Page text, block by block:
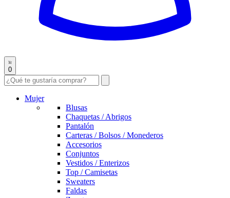
0
Mujer
Blusas
Chaquetas / Abrigos
Pantalón
Carteras / Bolsos / Monederos
Accesorios
Conjuntos
Vestidos / Enterizos
Top / Camisetas
Sweaters
Faldas